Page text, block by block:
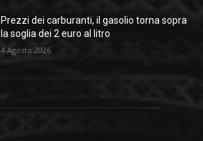
Prezzi dei carburanti, il gasolio torna sopra
la soglia dei 2 euro al litro
4 Agosto 2026